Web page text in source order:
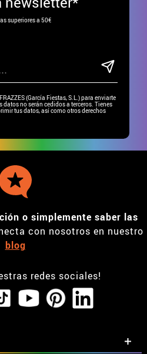
superiores a 50€
(García Fiestas, S.L.) para enviarte
no serán cedidos a terceros. Tienes
tus datos, así como otros derechos
o simplemente saber las
con nosotros en nuestro
blog
redes sociales!